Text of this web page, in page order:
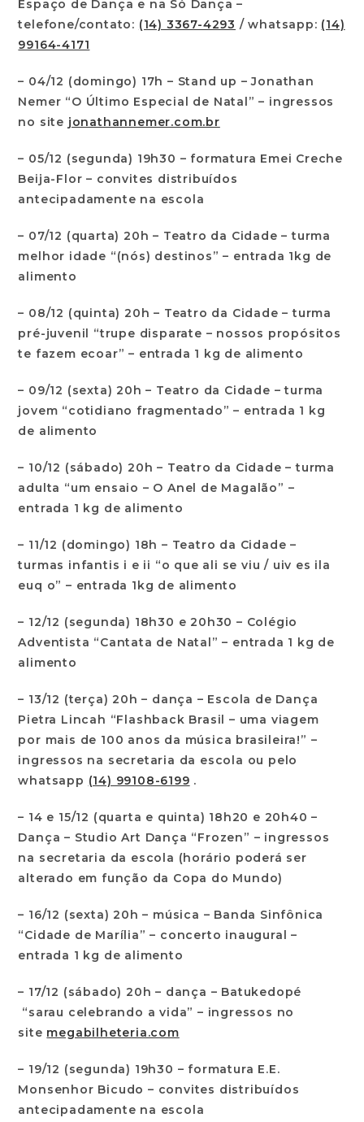
Espaço de Dança e na Só Dança –
telefone/contato: (14) 3367-4293 / whatsapp: (14)
99164-4171
– 04/12 (domingo) 17h – Stand up – Jonathan
Nemer “O Último Especial de Natal” – ingressos
no site jonathannemer.com.br
– 05/12 (segunda) 19h30 – formatura Emei Creche
Beija-Flor – convites distribuídos
antecipadamente na escola
– 07/12 (quarta) 20h – Teatro da Cidade – turma
melhor idade “(nós) destinos” – entrada 1kg de
alimento
– 08/12 (quinta) 20h – Teatro da Cidade – turma
pré-juvenil “trupe disparate – nossos propósitos
te fazem ecoar” – entrada 1 kg de alimento
– 09/12 (sexta) 20h – Teatro da Cidade – turma
jovem “cotidiano fragmentado” – entrada 1 kg
de alimento
– 10/12 (sábado) 20h – Teatro da Cidade – turma
adulta “um ensaio – O Anel de Magalão” –
entrada 1 kg de alimento
– 11/12 (domingo) 18h – Teatro da Cidade –
turmas infantis i e ii “o que ali se viu / uiv es ila
euq o” – entrada 1kg de alimento
– 12/12 (segunda) 18h30 e 20h30 – Colégio
Adventista “Cantata de Natal” – entrada 1 kg de
alimento
– 13/12 (terça) 20h – dança – Escola de Dança
Pietra Lincah “Flashback Brasil – uma viagem
por mais de 100 anos da música brasileira!” –
ingressos na secretaria da escola ou pelo
whatsapp (14) 99108-6199 .
– 14 e 15/12 (quarta e quinta) 18h20 e 20h40 –
Dança – Studio Art Dança “Frozen” – ingressos
na secretaria da escola (horário poderá ser
alterado em função da Copa do Mundo)
– 16/12 (sexta) 20h – música – Banda Sinfônica
“Cidade de Marília” – concerto inaugural –
entrada 1 kg de alimento
– 17/12 (sábado) 20h – dança – Batukedopé
“sarau celebrando a vida” – ingressos no
site megabilheteria.com
– 19/12 (segunda) 19h30 – formatura E.E.
Monsenhor Bicudo – convites distribuídos
antecipadamente na escola